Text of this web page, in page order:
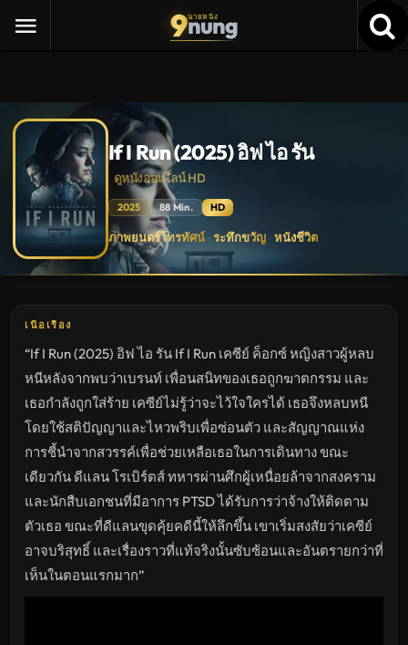
9นายหนัง
nung
If I Run (2025) อิฟ ไอ รัน
ดูหนังออนไลน์ HD
2025 88 Min. HD
If
I
Run
(2025)
รัน
ใหม่
พากย์
ไทย
ซับ
ไทย
เต็ม
เรื่อง
HD
อัปเดต
ภาพยนตร์โทรทัศน์ · ระทึกขวัญ · หนังชีวิต
เนื้อเรื่อง
“If I Run (2025) อิฟ ไอ รัน If I Run เคซีย์ ค็อกซ์ หญิงสาวผู้หลบ
หนีหลังจากพบว่าเบรนท์ เพื่อนสนิทของเธอถูกฆาตกรรม และ
เธอกำลังถูกใส่ร้าย เคซีย์ไม่รู้ว่าจะไว้ใจใครได้ เธอจึงหลบหนี
โดยใช้สติปัญญาและไหวพริบเพื่อซ่อนตัว และสัญญาณแห่ง
การชี้นำจากสวรรค์เพื่อช่วยเหลือเธอในการเดินทาง ขณะ
เดียวกัน ดีแลน โรเบิร์ตส์ ทหารผ่านศึกผู้เหนื่อยล้าจากสงคราม
และนักสืบเอกชนที่มีอาการ PTSD ได้รับการว่าจ้างให้ติดตาม
ตัวเธอ ขณะที่ดีแลนขุดคุ้ยคดีนี้ให้ลึกขึ้น เขาเริ่มสงสัยว่าเคซีย์
อาจบริสุทธิ์ และเรื่องราวที่แท้จริงนั้นซับซ้อนและอันตรายกว่าที่
เห็นในตอนแรกมาก”